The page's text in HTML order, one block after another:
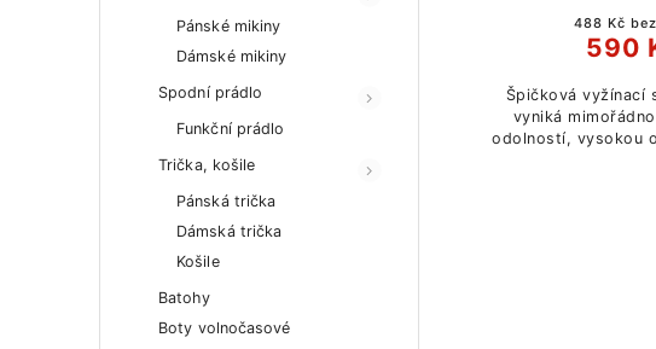
Pánské mikiny
Dámské mikiny
Spodní prádlo
Funkční prádlo
Trička, košile
Pánská trička
Dámská trička
Košile
Batohy
Boty volnočasové
488 Kč
590
Špičková vyžínací
vyniká
odolností, vysokou